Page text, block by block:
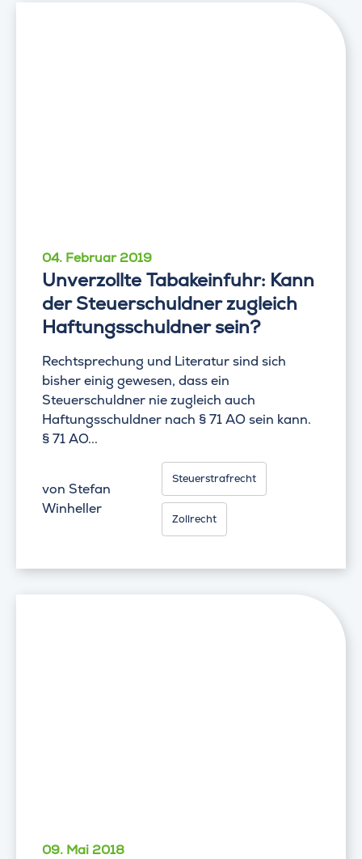
04. Februar 2019
Unverzollte Tabakeinfuhr: Kann
der Steuerschuldner zugleich
Haftungsschuldner sein?
Rechtsprechung und Literatur sind sich
bisher einig gewesen, dass ein
Steuerschuldner nie zugleich auch
Haftungsschuldner nach § 71 AO sein kann.
§ 71 AO...
von Stefan
Winheller
Steuerstrafrecht
Zollrecht
09. Mai 2018